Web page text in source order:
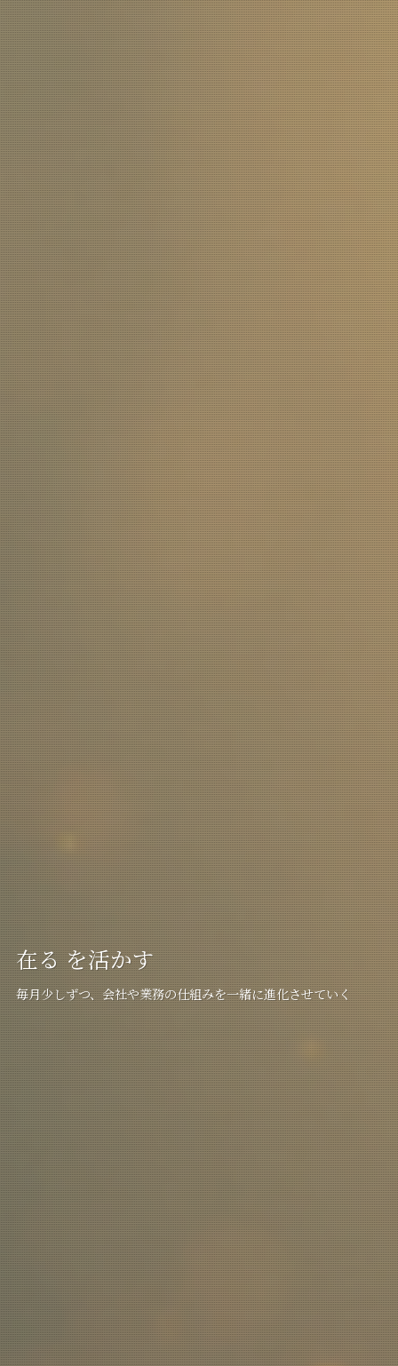
在る を活かす
毎月少しずつ、会社や業務の仕組みを一緒に進化させていく